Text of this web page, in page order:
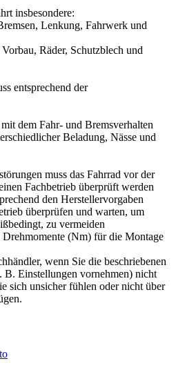
insbesondere:
Lenkung, Fahrwerk und
Räder, Schutzblech und
entsprechend der
dem Fahr- und Bremsverhalten
Beladung, Nässe und
muss das Fahrrad vor der
Fachbetrieb überprüft werden
den Herstellervorgaben
überprüfen und warten, um
zu vermeiden
Drehmomente (Nm) für die Montage
wenn Sie die beschriebenen
B. Einstellungen vornehmen) nicht
sich unsicher fühlen oder nicht über